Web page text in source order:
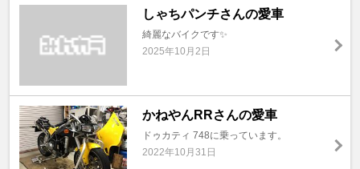
しゃちパンチさんの愛車
綺麗なバイクです✨
2025年10月2日
かねやんRRさんの愛車
ドゥカティ 748に乗っています。
2022年10月31日